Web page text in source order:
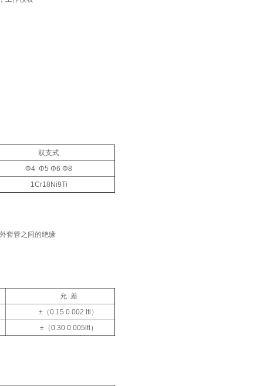
双支式
Φ4 Φ5 Φ6 Φ8
1Cr18Ni9Ti
套管之间的绝缘
允 差
± （0.15 0.002 ltl）
±（0.30 0.005ltl）